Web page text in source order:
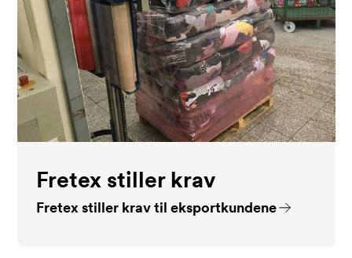
Fretex stiller krav
Fretex stiller krav til eksportkundene